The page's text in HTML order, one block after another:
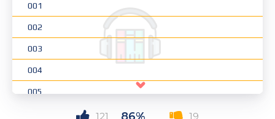
001
002
003
004
005
121 19